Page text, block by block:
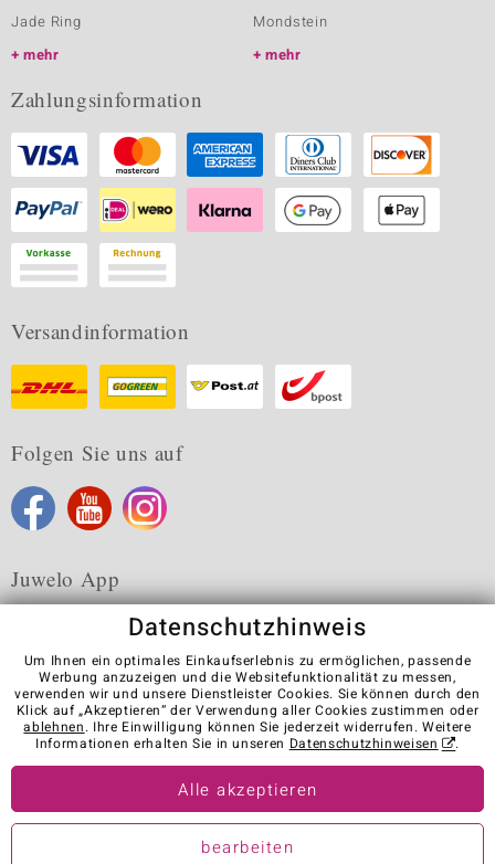
Jade Ring
mehr
Mondstein
mehr
Zahlungsinformation
Versandinformation
Folgen Sie uns auf
Juwelo App
Karriere AGB Datenschutz Cookies
Impressum
Kontakt
Vertrag widerrufen
Visit our stores in other countries:
© Juwelo Deutschland GmbH (ein Tochterunternehmen der elumeo
SE)
Datenschutzhinweis
Um Ihnen ein optimales Einkaufserlebnis zu ermöglichen, passende
Werbung anzuzeigen und die Websitefunktionalität zu messen,
verwenden wir und unsere Dienstleister Cookies. Sie können durch den
Klick auf „Akzeptieren“ der Verwendung aller Cookies zustimmen oder
ablehnen. Ihre Einwilligung können Sie jederzeit widerrufen. Weitere
Informationen erhalten Sie in unseren Datenschutzhinweisen .
Alle akzeptieren
bearbeiten